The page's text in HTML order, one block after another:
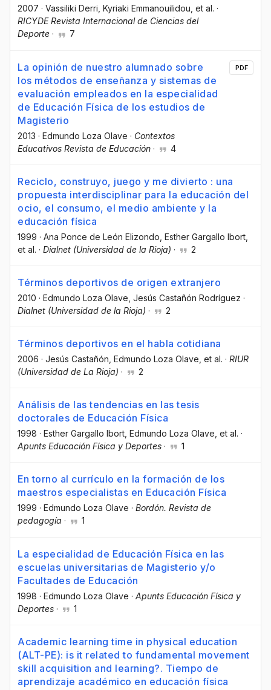
2007 · Vassiliki Derri , Kyriaki Emmanouilidou , et al. ·
RICYDE Revista Internacional de Ciencias del
Deporte · 7
La opinión de nuestro alumnado sobre
los métodos de enseñanza y sistemas de
evaluación empleados en la especialidad
de Educación Física de los estudios de
Magisterio
2013 · Edmundo Loza Olave · Contextos
Educativos Revista de Educación · 4
PDF
Reciclo, construyo, juego y me divierto : una
propuesta interdisciplinar para la educación del
ocio, el consumo, el medio ambiente y la
educación física
1999 · Ana Ponce de León Elizondo , Esther Gargallo Ibort
et al. · Dialnet (Universidad de la Rioja) · 2
Términos deportivos de origen extranjero
2010 · Edmundo Loza Olave , Jesús Castañón Rodríguez ·
Dialnet (Universidad de la Rioja) · 2
Términos deportivos en el habla cotidiana
2006 · Jesús Castañón , Edmundo Loza Olave , et al. · RIUR
(Universidad de La Rioja) · 2
Análisis de las tendencias en las tesis
doctorales de Educación Física
1998 · Esther Gargallo Ibort , Edmundo Loza Olave , et al. ·
Apunts Educación Física y Deportes · 1
En torno al currículo en la formación de los
maestros especialistas en Educación Física
1999 · Edmundo Loza Olave · Bordón. Revista de
pedagogía · 1
La especialidad de Educación Física en las
escuelas universitarias de Magisterio y/o
Facultades de Educación
1998 · Edmundo Loza Olave · Apunts Educación Física y
Deportes · 1
Academic learning time in physical education
(ALT-PE): is it related to fundamental movement
skill acquisition and learning?. Tiempo de
aprendizaje académico en educación física